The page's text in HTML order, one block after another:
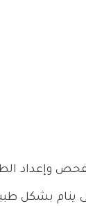
وإعداد
ينام بشكل